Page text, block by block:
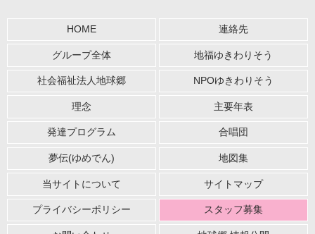
HOME 連絡先
グループ全体 地福ゆきわりそう
社会福祉法人地球郷 NPOゆきわりそう
理念 主要年表
発達プログラム 合唱団
夢伝(ゆめでん) 地図集
当サイトについて サイトマップ
プライバシーポリシー スタッフ募集